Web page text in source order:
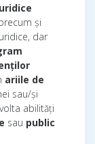
și
dar
ariile de
sau/și
abilități
sau public